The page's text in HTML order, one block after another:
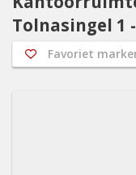
Tolnasingel 1
Favoriet